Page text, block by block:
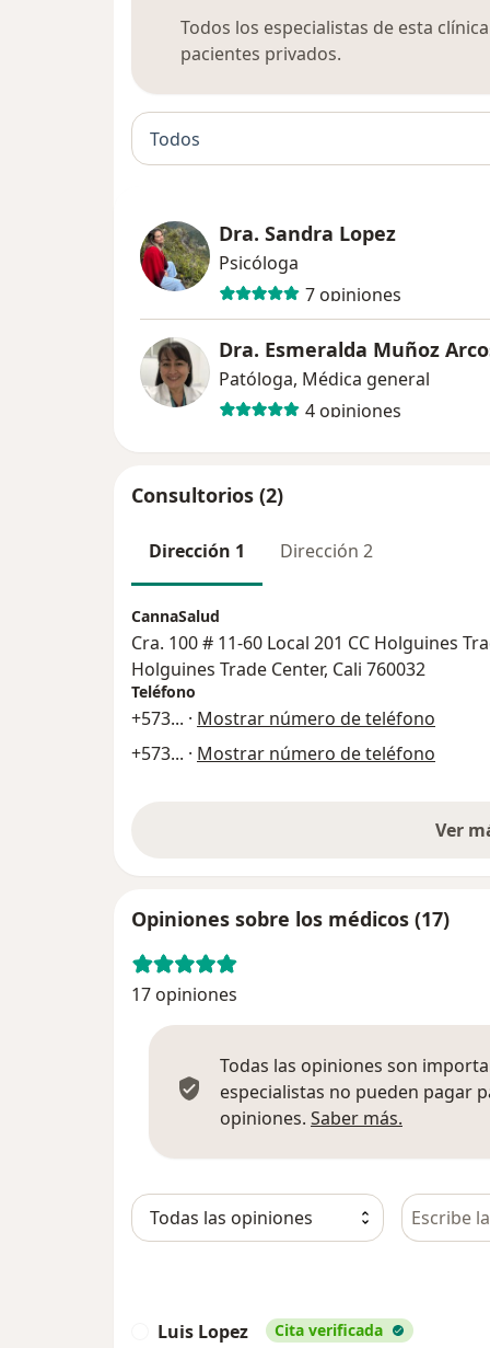
Todos los especialistas de esta
pacientes privados.
Todos
Dra. Sandra Lopez
Psicóloga
7 opiniones
Dra. Esmeralda Muñoz
Patóloga, Médica general
4 opiniones
Consultorios (2)
Dirección 1 Dirección 2
CannaSalud
Cra. 100 # 11-60 Local 201 CC Holguines
Holguines Trade Center, Cali 760032
Teléfono
+573... · Mostrar número de teléfono
+573... · Mostrar número de teléfono
Ver
Opiniones sobre los médicos (17)
17 opiniones
Todas las opiniones son
especialistas no pueden pagar
opiniones. Saber más.
Busca en
Luis Lopez Cita verificada